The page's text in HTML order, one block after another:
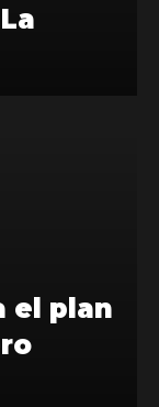
el plan